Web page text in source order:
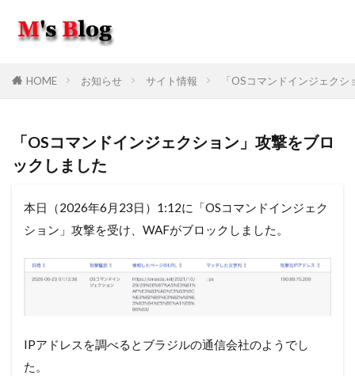
HOME お知らせ サイト情報 「OSコマンドインジェク
「OSコマンドインジェクション」攻撃をブロ
ックしました
本日（2026年6月23日）1:12に「OSコマンドインジェク
ション」攻撃を受け、WAFがブロックしました。
IPアドレスを調べるとブラジルの通信会社のようでし
た。